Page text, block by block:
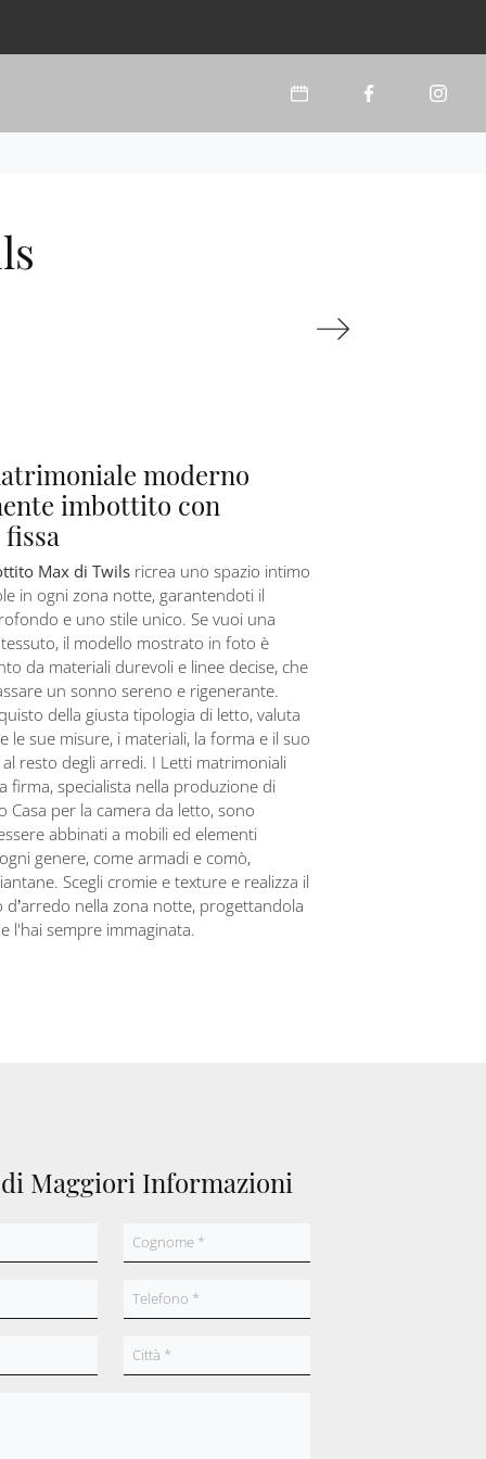
moderno
imbottito con
Max di Twils ricrea uno spazio intimo
in ogni zona notte, garantendoti il
e uno stile unico. Se vuoi una
il modello mostrato in foto è
da materiali durevoli e linee decise, che
un sonno sereno e rigenerante.
della giusta tipologia di letto, valuta
le sue misure, i materiali, la forma e il suo
resto degli arredi. I Letti matrimoniali
firma, specialista nella produzione di
Casa per la camera da letto, sono
abbinati a mobili ed elementi
genere, come armadi e comò,
Scegli cromie e texture e realizza il
nella zona notte, progettandola
l'hai sempre immaginata.
Maggiori Informazioni